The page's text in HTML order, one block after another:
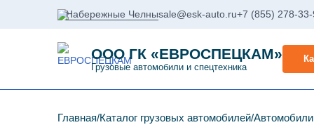
Набережные Челныsale@esk-auto.ru+7 (855) 278-33-
ООО ГК «ЕВРОСПЕЦКАМ»
Грузовые автомобили и спецтехника
Главная Каталог грузовых автомобилей